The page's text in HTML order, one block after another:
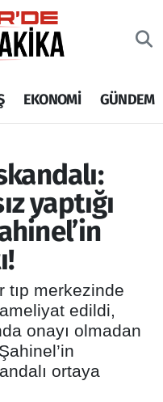
EKONOMİ GÜNDEM
yaptığı
tıp merkezinde
edildi,
onayı olmadan
ortaya